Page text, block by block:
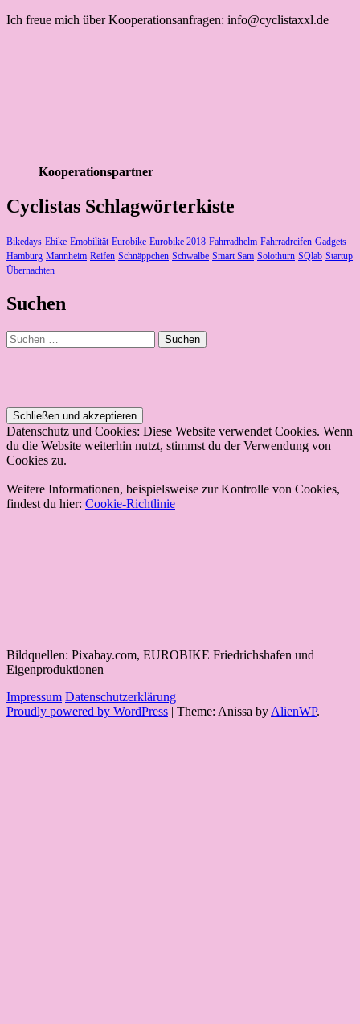
Ich freue mich über Kooperationsanfragen: info@cyclistaxxl.de
Kooperationspartner
Cyclistas Schlagwörterkiste
Bikedays Ebike Emobilität Eurobike Eurobike 2018 Fahrradhelm Fahrradreifen Gadgets
Hamburg Mannheim Reifen Schnäppchen Schwalbe Smart Sam Solothurn SQlab Startup
Übernachten
Suchen
Suchen
nach:
Datenschutz und Cookies: Diese Website verwendet Cookies. Wenn
du die Website weiterhin nutzt, stimmst du der Verwendung von
Cookies zu.
Weitere Informationen, beispielsweise zur Kontrolle von Cookies,
findest du hier: Cookie-Richtlinie
Bildquellen: Pixabay.com, EUROBIKE Friedrichshafen und
Eigenproduktionen
Impressum Datenschutzerklärung
Proudly powered by WordPress | Theme: Anissa by AlienWP.